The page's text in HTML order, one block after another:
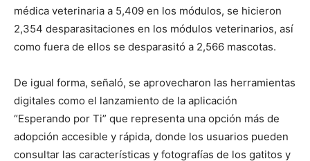
médica veterinaria a 5,409 en los módulos, se hicieron
2,354 desparasitaciones en los módulos veterinarios, así
como fuera de ellos se desparasitó a 2,566 mascotas.
De igual forma, señaló, se aprovecharon las herramientas
digitales como el lanzamiento de la aplicación
“Esperando por Ti” que representa una opción más de
adopción accesible y rápida, donde los usuarios pueden
consultar las características y fotografías de los gatitos y